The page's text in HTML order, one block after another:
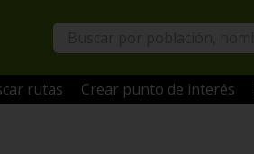
rutas Crear punto de interés